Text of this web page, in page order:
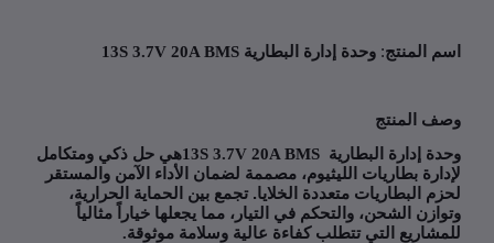
المنتج: وحدة إدارة البطارية13S 3.7V 20A BMS
المنتج
إدارة البطارية13S 3.7V 20A BMSهي حل ذكي ومتكامل
بطاريات الليثيوم، مصممة لضمان الأداء الآمن والمستقر
البطاريات متعددة الخلايا. تجمع بين الحماية الحرارية،
الشحن، والتحكم في التيار، مما يجعلها خياراً مثالياً
التي تتطلب كفاءة عالية وسلامة موثوقة